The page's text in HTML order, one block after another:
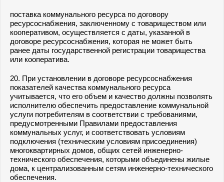
поставка коммунального ресурса по договору
ресурсоснабжения, заключенному с товариществом или
кооперативом, осуществляется с даты, указанной в
договоре ресурсоснабжения, которая не может быть
ранее даты государственной регистрации товарищества
или кооператива.
20. При установлении в договоре ресурсоснабжения
показателей качества коммунального ресурса
учитывается, что его объем и качество должны позволять
исполнителю обеспечить предоставление коммунальной
услуги потребителям в соответствии с требованиями,
предусмотренными Правилами предоставления
коммунальных услуг, и соответствовать условиям
подключения (техническим условиям присоединения)
многоквартирных домов, общих сетей инженерно-
технического обеспечения, которыми объединены жилые
дома, к централизованным сетям инженерно-технического
обеспечения.